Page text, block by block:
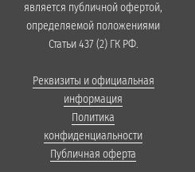
является публичной офертой,
определяемой положениями
Статьи 437 (2) ГК РФ.
Реквизиты и официальная
информация
Политика
конфиденциальности
Публичная оферта